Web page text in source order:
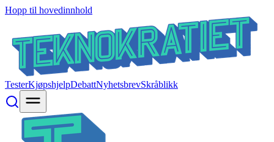
Hopp til hovedinnhold
TesterKjøpshjelpDebattNyhetsbrevSkråblikk